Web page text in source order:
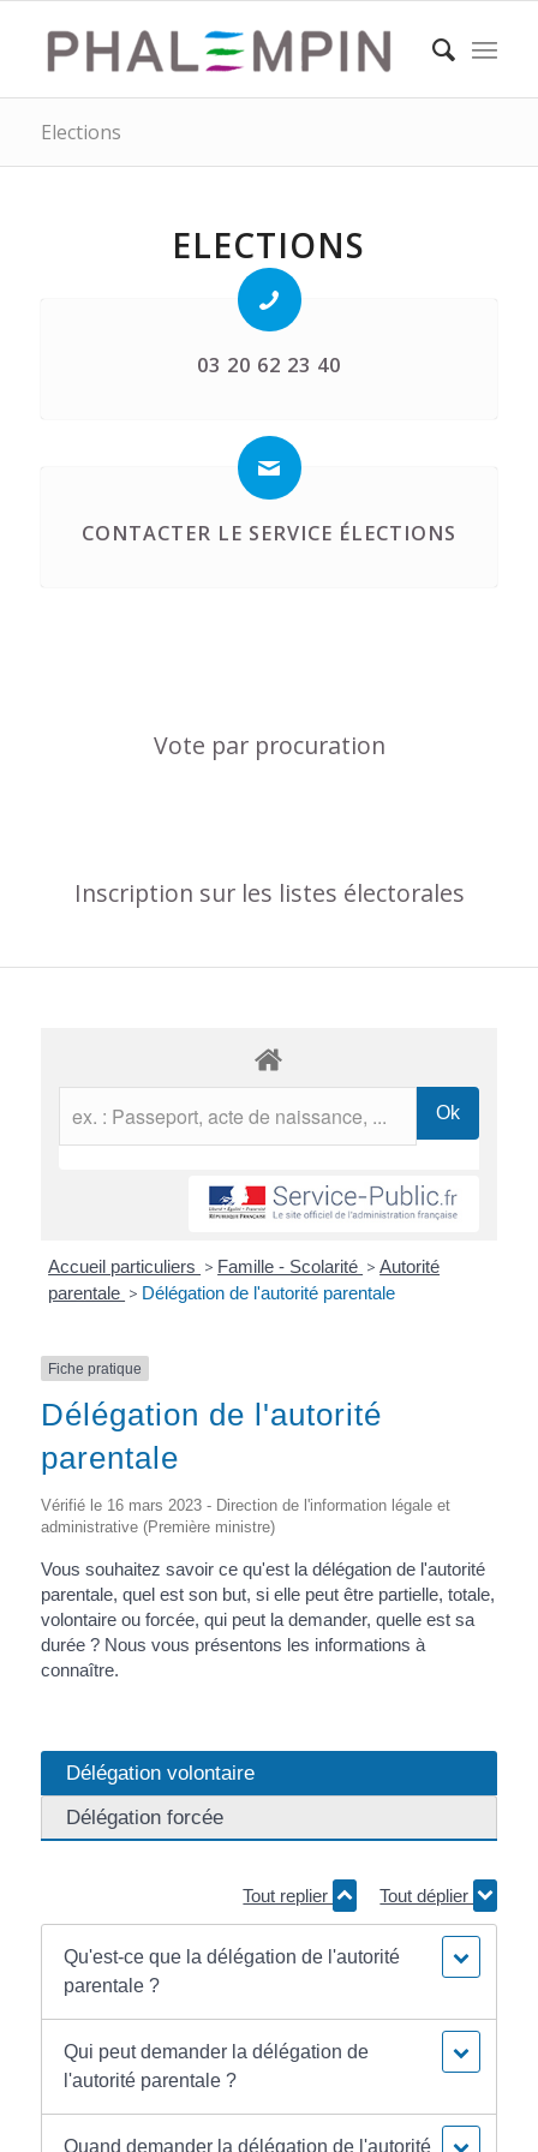
Elections
ELECTIONS
03 20 62 23 40
CONTACTER LE SERVICE ÉLECTIONS
Vote par procuration
Inscription sur les listes électorales
Accueil particuliers > Famille - Scolarité > Autorité
parentale > Délégation de l'autorité parentale
Fiche pratique
Délégation de l'autorité
parentale
Vérifié le 16 mars 2023 - Direction de l'information légale et
administrative (Première ministre)
Vous souhaitez savoir ce qu'est la délégation de l'autorité
parentale, quel est son but, si elle peut être partielle, totale,
volontaire ou forcée, qui peut la demander, quelle est sa
durée ? Nous vous présentons les informations à
connaître.
Délégation volontaire
Délégation forcée
Tout replier Tout déplier
Qu'est-ce que la délégation de l'autorité
parentale ?
Qui peut demander la délégation de
l'autorité parentale ?
Quand demander la délégation de l'autorité